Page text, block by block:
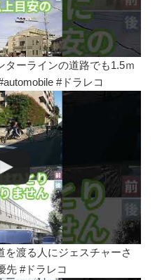
ターラインの道路でも1.5ｍ
#ドラレコ
を渡る人にジェスチャーさ
先 #ドラレコ